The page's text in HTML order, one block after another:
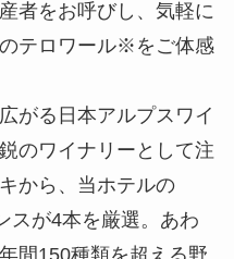
者をお呼びし、気軽に
テロワール※をご体感
がる日本アルプスワイ
のワイナリーとして注
から、当ホテルの
スが4本を厳選。あわ